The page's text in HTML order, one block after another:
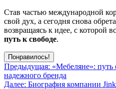
Став частью международной
свой дух, а сегодня снова
возвращаясь к идее, с которой
путь к свободе.
Понравилось!
Навигация
по
Предыдущая: «Мебеляне»: путь
надежного бренда
Далее: Биография компании